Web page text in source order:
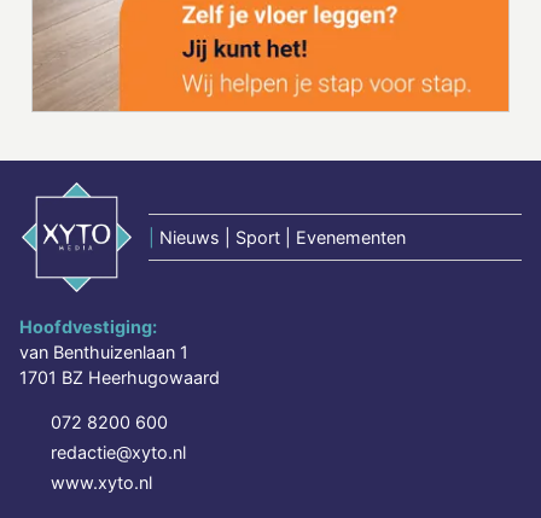
Nieuws | Sport | Evenementen
Hoofdvestiging:
van Benthuizenlaan 1
1701 BZ Heerhugowaard
072 8200 600
redactie@xyto.nl
www.xyto.nl